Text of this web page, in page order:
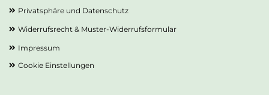
Privatsphäre und Datenschutz
Widerrufsrecht & Muster-Widerrufsformular
Impressum
Cookie Einstellungen